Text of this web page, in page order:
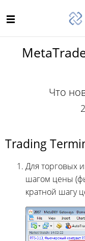
Что
Trading
Для торговых
шагом цены
кратной шагу